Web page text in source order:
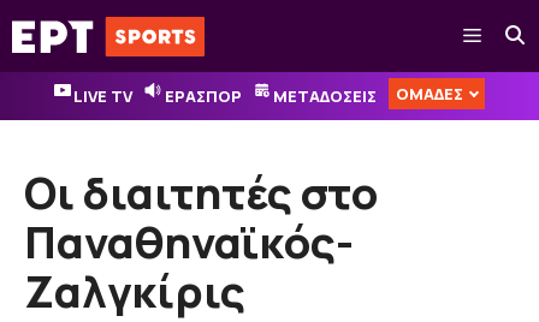
Μετάβαση
σε
περιεχόμενο
Μενού
LIVE TV ΕΡΑΣΠΟΡ ΜΕΤΑΔΟΣΕΙΣ ΟΜΑΔΕΣ
Οι διαιτητές στο
Παναθηναϊκός-
Ζαλγκίρις